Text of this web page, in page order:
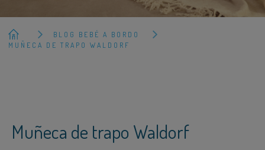
BLOG BEBÉ A BORDO
MUÑECA DE TRAPO WALDORF
Muñeca de trapo Waldorf